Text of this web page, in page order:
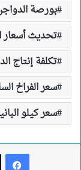
بورصة
تحديث أسعار
تكلفة إنتاج
سعر الفراخ
سعر كيلو